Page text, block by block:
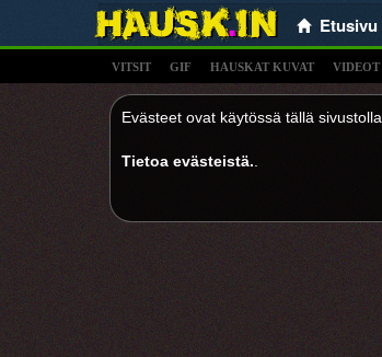
Etusivu
VITSIT GIF HAUSKAT KUVAT VIDEOT
Evästeet ovat käytössä tällä sivustolla.
Tietoa evästeistä.